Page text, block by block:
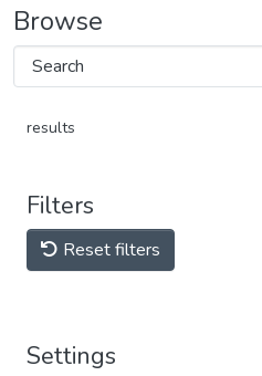
Browse
results
Filters
Reset filters
Settings